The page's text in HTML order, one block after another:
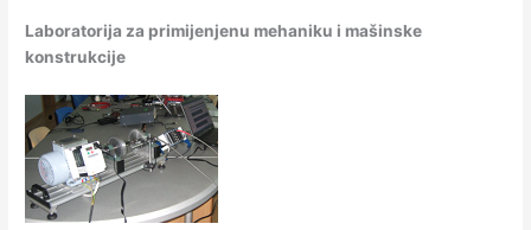
Laboratorija za primijenjenu mehaniku i mašinske
konstrukcije